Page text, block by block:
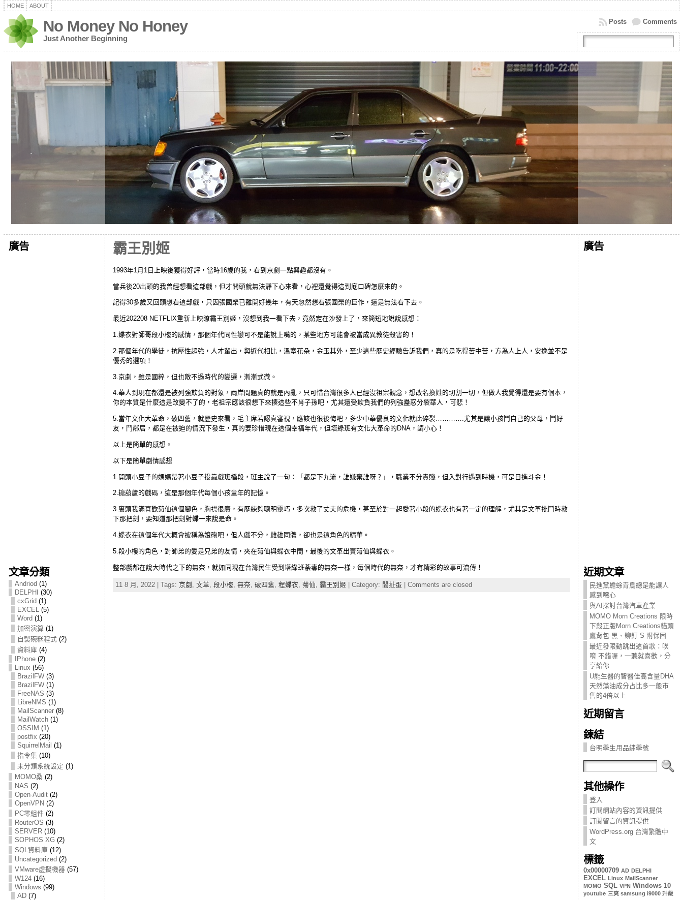
HOME ABOUT
No Money No Honey
Just Another Beginning
Comments
Posts
廣告
文章分類
Andriod (1)
DELPHI
(30)
cxGrid (1)
EXCEL(5)
Word (1)
加密演算(1)
自製碗糕程式(2)
資料庫(4)
IPhone(2)
Linux (56)
BrazilFW(3)
BrazilFW(1)
FreeNAS (3)
LibreNMS (1)
MailScanner(8)
MailWatch(1)
OSSIM (1)
postfix (20)
SquirrelMail (1)
指令集 (10)
未分類系統設定 (1)
MOMO桑 (2)
NAS (2)
Open-Audit(2)
OpenVPN (2)
PC零組件(2)
RouterOS (3)
SERVER(10)
SOPHOS XG (2)
SQL資料庫(12)
Uncategorized (2)
VMware虛擬機器 (57)
W124(16)
Windows (99)
AD(7)
霸王別姬
1993年1月1日上映後獲得好評，當時16歲的我，看到京劇一點興趣都沒有。
當兵後20出頭的我曾經想看這部戲，但才開頭就無法靜下心來看，心裡還覺得這到底口碑怎麼來的。
記得30多歲又回頭想看這部戲，只因張國榮已離開好幾年，有天忽然想看張國榮的巨作，還是無法看下去。
最近202208 NETFLIX重新上映瞭霸王別姬，沒想到我一看下去，竟然定在沙發上了，來簡短地說說感想：
1.蝶衣對師哥段小樓的感情，那個年代同性戀可不是能說上嘴的，某些地方可能會被當成異教徒殺害的！
2.那個年代的學徒，抗壓性超強，人才輩出，與近代相比，溫室花朵，金玉其外，至少這些歷史經驗告訴我們，真的是吃得苦中苦，方為人上人，安逸並不是
優秀的選項！
3.京劇，雖是國粹，但也敵不過時代的變遷，漸漸式微。
4.華人到現在都還是被列強欺負的對象，兩岸問題真的就是內亂，只可惜台灣很多人已經沒祖宗觀念，想改名換姓的切割一切，但做人我覺得還是要有個本，
你的本質是什麼這是改變不了的，老祖宗應該很想下來揍這些不肖子孫吧，尤其還受欺負我們的列強蠱惑分裂華人，可悲！
5.當年文化大革命，破四舊，就歷史來看，毛主席若認真審視，應該也很後悔吧，多少中華優良的文化就此碎裂………….尤其是讓小孩鬥自己的父母，鬥好
友，鬥鄰居，都是在被迫的情況下發生，真的要珍惜現在這個幸福年代，但塔綠班有文化大革命的DNA，請小心！
以上是簡單的感想。
以下是簡單劇情感想
1.開頭小豆子的媽媽帶著小豆子投靠戲班橋段，班主說了一句：「都是下九流，誰嫌棄誰呀？」，職業不分貴賤，但入對行遇到時機，可是日進斗金！
2.糖葫蘆的戲碼，這是那個年代每個小孩童年的記憶。
3.裏頭我滿喜歡菊仙這個腳色，胸襟很廣，有歷練夠聰明靈巧，多次救了丈夫的危機，甚至於對一起愛著小段的蝶衣也有著一定的理解，尤其是文革批鬥時救
下那把劍，要知道那把劍對蝶一來說是命。
4.蝶衣在這個年代大概會被稱為娘砲吧，但人戲不分，雌雄同體，卻也是這角色的精華。
5.段小樓的角色，對師弟的愛是兄弟的友情，夾在菊仙與蝶衣中間，最後的文革出賣菊仙與蝶衣。
整部戲都在說大時代之下的無奈，就如同現在台灣民生受到塔綠班荼毒的無奈一樣，每個時代的無奈，才有精彩的故事可流傳！
11 8 月, 2022 | Tags: 京劇 , 文革, 段小樓, 無奈, 破四舊, 程蝶衣, 菊仙, 霸王別姬 | Category: 閒扯蛋 Comments are closed
廣告
近期文章
民進黨蟾蜍青鳥總是能讓人
感到噁心
與AI探討台灣汽車產業
MOMO Morn Creations 限時
下殺正版Morn Creations貓頭
鷹背包-黑、鉚釘 S 附保固
最近發限動跳出這首歌：唉
唷 不錯喔，一聽就喜歡，分
享給你
U能生醫的智醫佳高含量DHA
天然藻油成分占比多一般市
售的4倍以上
近期留言
鍊結
台明學生用品繡學號
其他操作
登入
訂閱網站內容的資訊提供
訂閱留言的資訊提供
WordPress.org 台灣繁體中
文
標籤
0x00000709 AD DELPHI
EXCEL Linux MailScanner
MOMO SQL VPN Windows 10
youtube 三爽 samsung i9000 升級